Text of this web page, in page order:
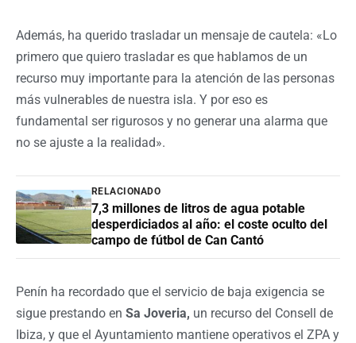
Además, ha querido trasladar un mensaje de cautela: «Lo
primero que quiero trasladar es que hablamos de un
recurso muy importante para la atención de las personas
más vulnerables de nuestra isla. Y por eso es
fundamental ser rigurosos y no generar una alarma que
no se ajuste a la realidad».
RELACIONADO
7,3 millones de litros de agua potable
desperdiciados al año: el coste oculto del
campo de fútbol de Can Cantó
Penín ha recordado que el servicio de baja exigencia se
sigue prestando en Sa Joveria, un recurso del Consell de
Ibiza, y que el Ayuntamiento mantiene operativos el ZPA y